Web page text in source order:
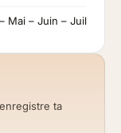
Mai – Juin – Juil
ta